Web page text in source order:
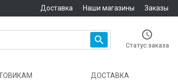
Доставка Наши магазины Заказы
 
Статус заказа
ДОСТАВКА